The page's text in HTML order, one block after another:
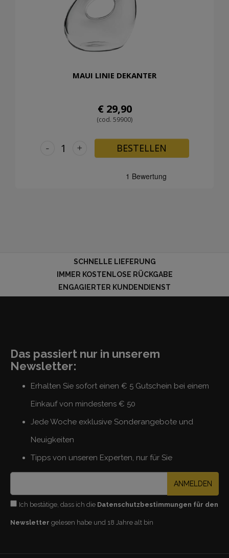
MAUI LINIE DEKANTER
€ 29,90
(cod. 59900)
+
- BESTELLEN
SCHNELLE LIEFERUNG
IMMER KOSTENLOSE RÜCKGABE
ENGAGIERTER KUNDENDIENST
Das passiert nur in unserem
Newsletter:
Erhalten Sie sofort einen € 5 Gutschein bei einem
Einkauf von mindestens € 50
Jede Woche exklusive Sonderangebote und
Neuigkeiten
Tipps von unseren Experten, nur für Sie
ANMELDEN
Ich bestätige, dass ich die Datenschutzbestimmungen für den
Newsletter gelesen habe und 18 Jahre alt bin